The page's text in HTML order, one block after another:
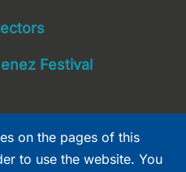
navigation
Festival
on the pages of this
to use the website. You